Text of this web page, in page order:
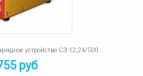
устройство СЗ 12;24/500...
руб